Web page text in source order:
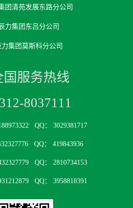
团清苑发展东路分公司
力集团东吕分公司
力集团莫斯科分公司
国服务热线
8037111
QQ： 3029381717
QQ： 419843936
QQ： 2810734153
QQ： 3958818391